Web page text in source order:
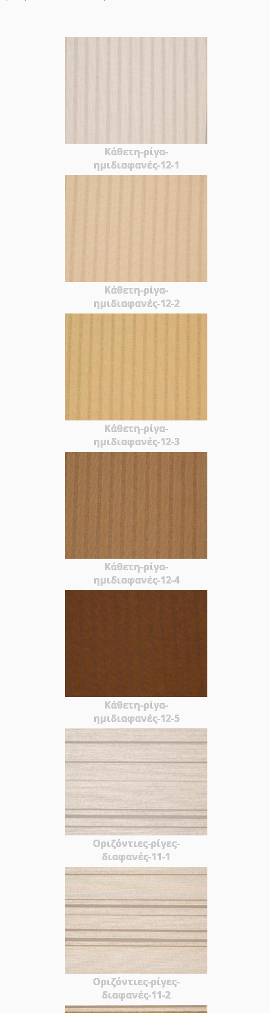
Κάθετη-ρίγα-
ημιδιαφανές-12-1
Κάθετη-ρίγα-
ημιδιαφανές-12-2
Κάθετη-ρίγα-
ημιδιαφανές-12-3
Κάθετη-ρίγα-
ημιδιαφανές-12-4
Κάθετη-ρίγα-
ημιδιαφανές-12-5
Οριζόντιες-ρίγες-
διαφανές-11-1
Οριζόντιες-ρίγες-
διαφανές-11-2